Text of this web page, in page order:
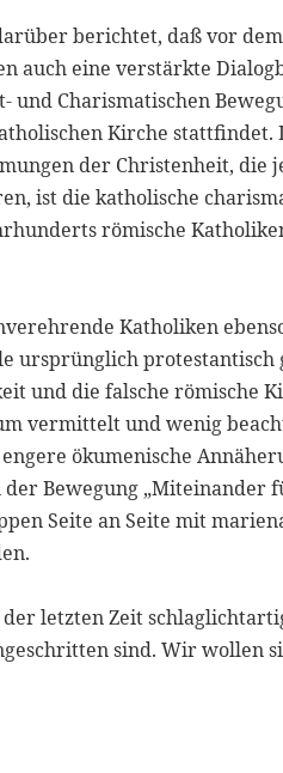
berichtet, daß vor
auch eine verstärkte
und Charismatischen
Kirche stattfindet.
der Christenheit,
ist die katholische
römische
Katholiken
ursprünglich
und die falsche römische
vermittelt und wenig
ökumenische
Bewegung „Miteinander
Seite an Seite mit
letzten Zeit
sind. Wir wollen